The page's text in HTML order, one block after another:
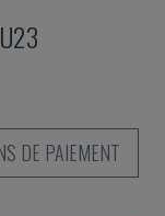
U23
DE PAIEMENT